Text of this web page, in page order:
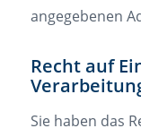
angegebenen
Recht auf
Sie haben das